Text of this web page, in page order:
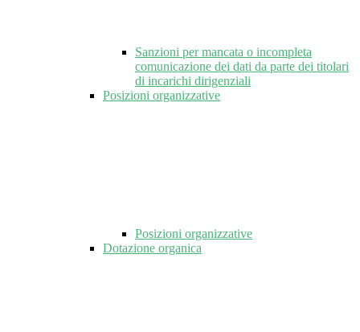
Sanzioni per mancata o incompleta
comunicazione dei dati da parte dei titolari
di incarichi dirigenziali
Posizioni organizzative
Posizioni organizzative
Dotazione organica